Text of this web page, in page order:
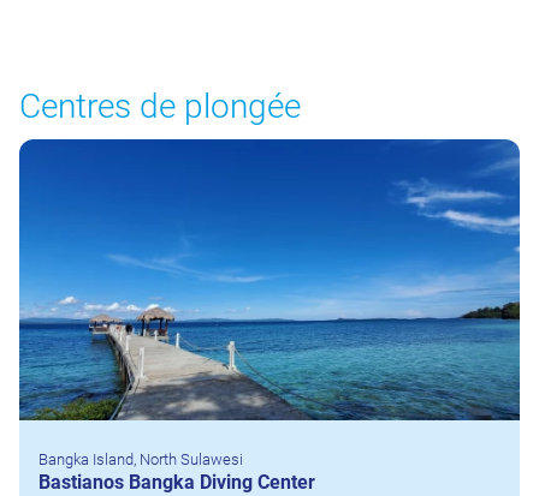
Centres de plongée
Bangka Island, North Sulawesi
Bastianos Bangka Diving Center